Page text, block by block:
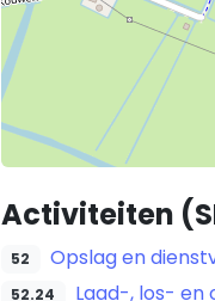
Activiteiten
52 Opslag en
52.24 Laad-, los-